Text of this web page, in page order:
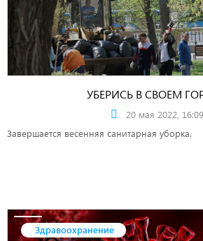
УБЕРИСЬ В СВОЕМ
20 мая 2022, 16:09
Завершается весенняя санитарная уборка.
Здравоохранение